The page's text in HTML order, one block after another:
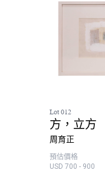
Lot 012
方，立方
周育正
預估價格
USD 700 - 900